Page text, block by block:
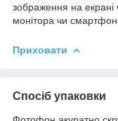
зображення на екрані
монітора чи
Приховати
Спосіб упаковки